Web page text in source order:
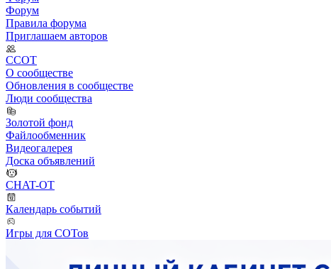
Форум
Правила форума
Приглашаем авторов
ССОТ
О сообществе
Обновления в сообществе
Люди сообщества
Золотой фонд
Файлообменник
Видеогалерея
Доска объявлений
CHAT-OT
Календарь событий
Игры для СОТов